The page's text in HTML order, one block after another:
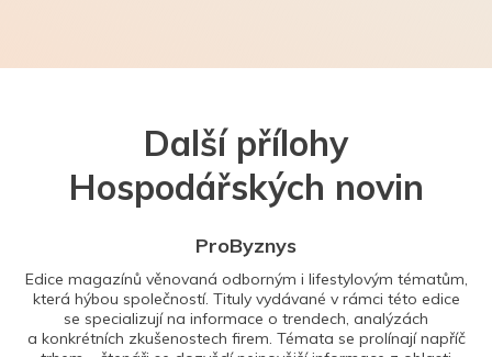
Další přílohy
Hospodářských novin
ProByznys
Edice magazínů věnovaná odborným i lifestylovým tématům,
která hýbou společností. Tituly vydávané v rámci této edice
se specializují na informace o trendech, analýzách
a konkrétních zkušenostech firem. Témata se prolínají napříč